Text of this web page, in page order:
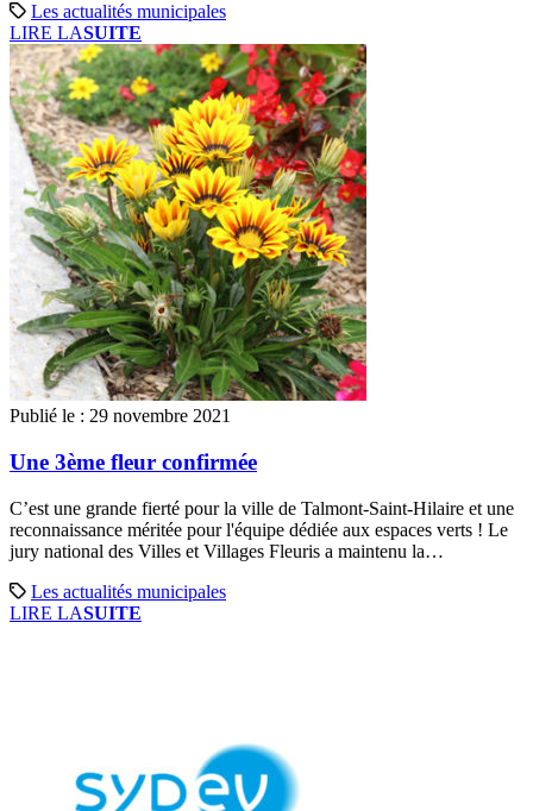
Les actualités municipales
LIRE LASUITE
Publié le : 29 novembre 2021
Une 3ème fleur confirmée
C’est une grande fierté pour la ville de Talmont-Saint-Hilaire et une
reconnaissance méritée pour l'équipe dédiée aux espaces verts ! Le
jury national des Villes et Villages Fleuris a maintenu la…
Les actualités municipales
LIRE LASUITE